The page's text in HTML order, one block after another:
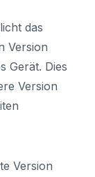
das
Version
Gerät. Dies
Version
Version